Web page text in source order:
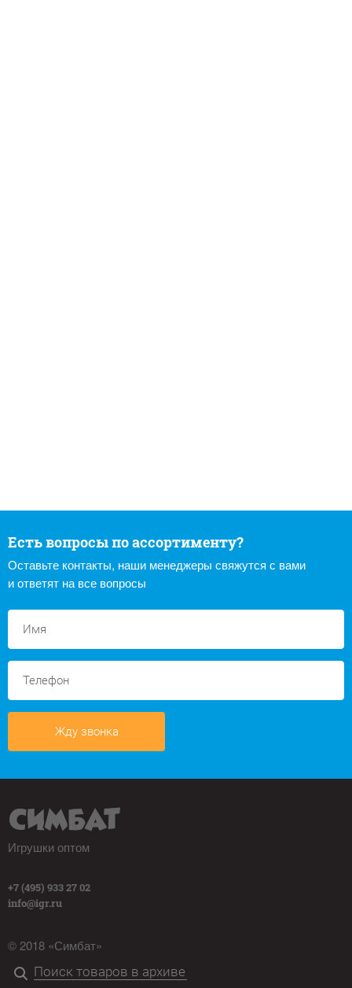
Есть вопросы по ассортименту?
Оставьте контакты, наши менеджеры свяжутся с вами
и ответят на все вопросы
Жду звонка
Игрушки оптом
+7 (495) 933 27 02
info@igr.ru
© 2018 «Симбат»